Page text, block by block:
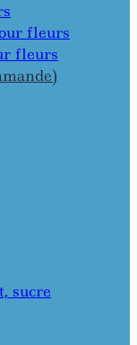
fleurs
fleurs
sucre